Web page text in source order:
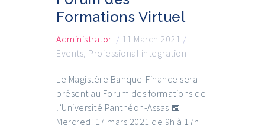
Formations Virtuel
Administrator / 11 March 2021 /
Events Professional integration
Le Magistère Banque-Finance sera
présent au Forum des formations de
l’Université Panthéon-Assas 📅
Mercredi 17 mars 2021 de 9h à 17h